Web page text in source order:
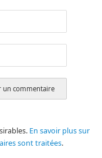
En savoir plus sur
sont traitées.